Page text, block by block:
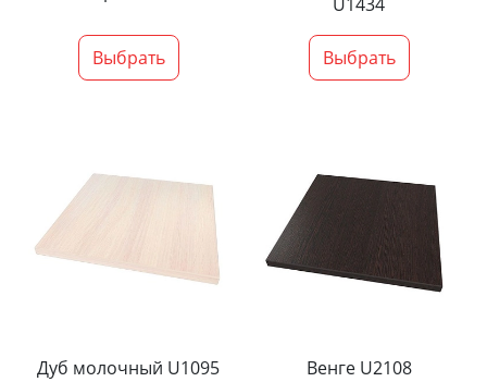
Выбрать Выбрать
Дуб молочный U1095 Венге U2108